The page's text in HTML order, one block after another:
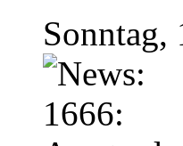
Sonntag,